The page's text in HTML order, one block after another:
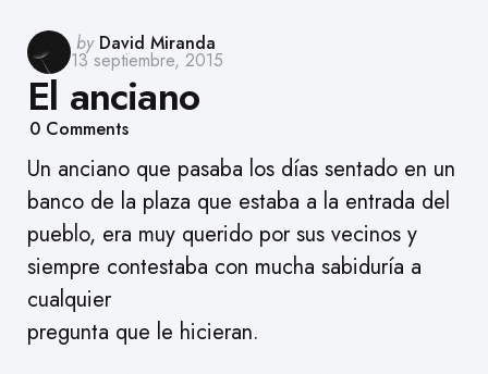
Posted
by
by David Miranda
13 septiembre, 2015
El anciano
0 Comments
Un anciano que pasaba los días sentado en un
banco de la plaza que estaba a la entrada del
pueblo, era muy querido por sus vecinos y
siempre contestaba con mucha sabiduría a
cualquier
pregunta que le hicieran.